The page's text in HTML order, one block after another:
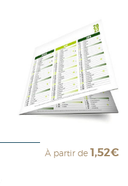
À partir de 1,52€